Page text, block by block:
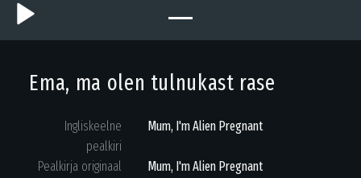
Ema, ma olen tulnukast rase
Ingliskeelne
pealkiri
Mum, I'm Alien Pregnant
Pealkirja originaal
Mum, I'm Alien Pregnant